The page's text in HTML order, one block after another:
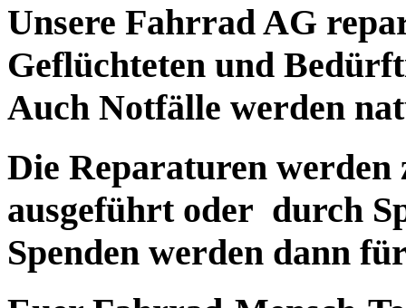
Unsere Fahrrad AG
Geflüchteten und
Auch Notfälle werden
Die Reparaturen werden
ausgeführt oder durch
Spenden werden dann